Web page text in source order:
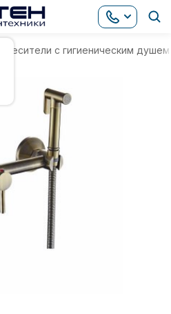
Смесители с гигиеническим душем